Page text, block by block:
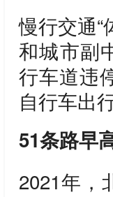
慢行交通
和城市副
行车道违
自行车出
51条路早
2021年，